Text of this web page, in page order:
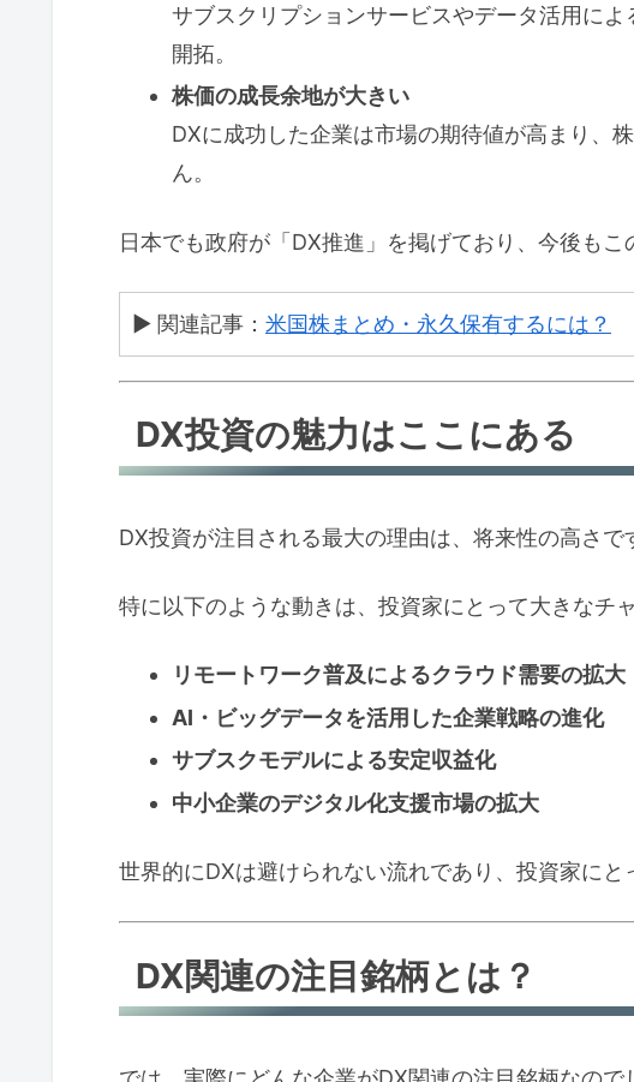
サブスクリプションサービスやデータ活用に
開拓。
株価の成長余地が大きい
DXに成功した企業は市場の期待値が高まり、
ん。
日本でも政府が「DX推進」を掲げており、今後もこ
▶ 関連記事： 米国株まとめ・永久保有するには？
DX投資の魅力はここにある
DX投資が注目される最大の理由は、将来性の高さで
特に以下のような動きは、投資家にとって大きなチ
リモートワーク普及によるクラウド需要の拡大
AI・ビッグデータを活用した企業戦略の進化
サブスクモデルによる安定収益化
中小企業のデジタル化支援市場の拡大
世界的にDXは避けられない流れであり、投資家にと
DX関連の注目銘柄とは？